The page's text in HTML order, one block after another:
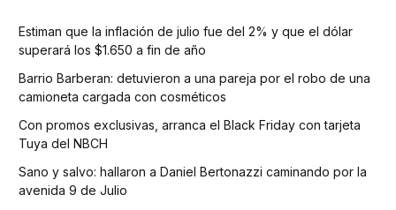
Estiman que la inflación de julio fue del 2% y que el dólar
superará los $1.650 a fin de año
Barrio Barberan: detuvieron a una pareja por el robo de una
camioneta cargada con cosméticos
Con promos exclusivas, arranca el Black Friday con tarjeta
Tuya del NBCH
Sano y salvo: hallaron a Daniel Bertonazzi caminando por la
avenida 9 de Julio